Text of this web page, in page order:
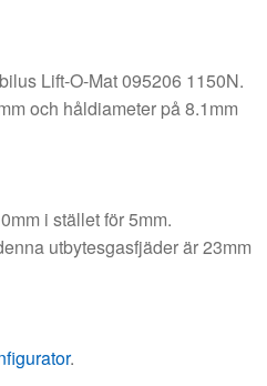
Lift-O-Mat 095206 1150N.
och håldiameter på 8.1mm
i stället för 5mm.
utbytesgasfjäder är 23mm
.